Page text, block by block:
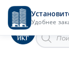
Удобнее
Перейти
содержимому
товаров